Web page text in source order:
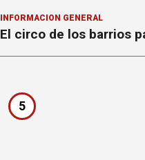
INFORMACION GENERAL
El circo de los barrios
5